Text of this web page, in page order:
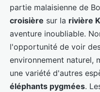
partie malaisienne de
croisière sur la rivière
aventure inoubliable.
l'opportunité de voir
environnement naturel,
une variété d'autres
éléphants pygmées.